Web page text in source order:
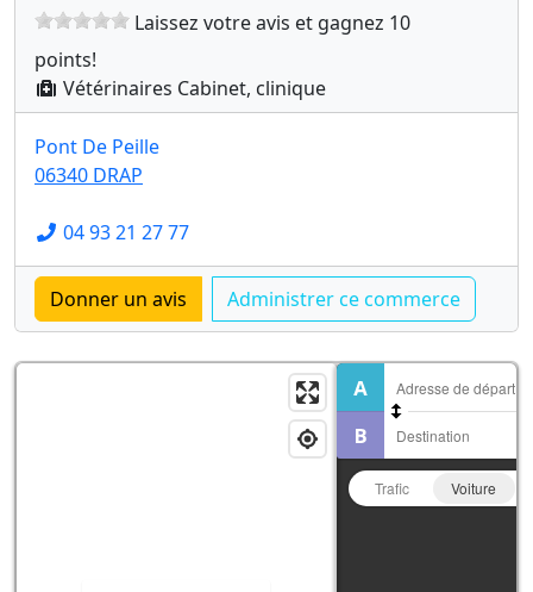
Laissez votre avis et gagnez 10
points!
Vétérinaires Cabinet, clinique
Pont De Peille
06340 DRAP
04 93 21 27 77
Trafic Voiture